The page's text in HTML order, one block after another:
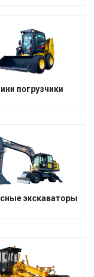
погрузчики
экскаваторы